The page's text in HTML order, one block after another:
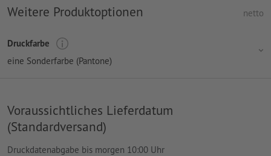
Weitere Produktoptionen netto
Druckfarbe
eine Sonderfarbe (Pantone)
Voraussichtliches Lieferdatum
(Standardversand)
Druckdatenabgabe bis morgen 10:00 Uhr